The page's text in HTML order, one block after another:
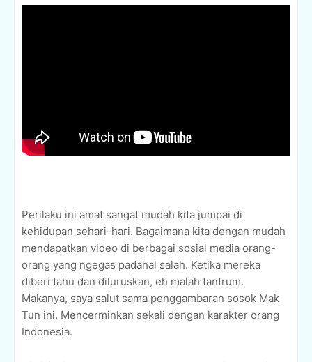
Perilaku ini amat sangat mudah kita jumpai di
kehidupan sehari-hari. Bagaimana kita dengan mudah
mendapatkan video di berbagai sosial media orang-
orang yang ngegas padahal salah. Ketika mereka
diberi tahu dan diluruskan, eh malah tantrum.
Makanya, saya salut sama penggambaran sosok Mak
Tun ini. Mencerminkan sekali dengan karakter orang
Indonesia.